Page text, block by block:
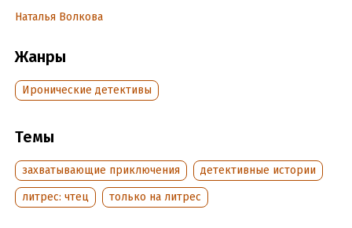
Дата поступления:
Наталья Волкова
Жанры
Иронические детективы
Темы
захватывающие приключения
детективные истории
литрес: чтец
только на литрес